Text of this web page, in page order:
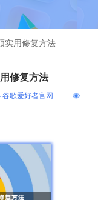
实用修复方法
修复方法
歌爱好者官网